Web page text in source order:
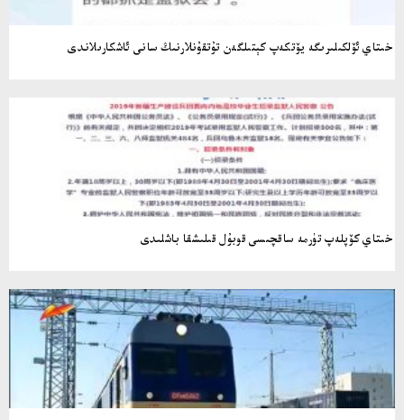
خىتاي ئۆلكىلىرىگە يۆتكەپ كېتىلگەن تۇتقۇنلارنىڭ سانى ئاشكارىلاندى
خىتاي كۆپلەپ تۈرمە ساقچىسى قوبۇل قىلىشقا باشلىدى